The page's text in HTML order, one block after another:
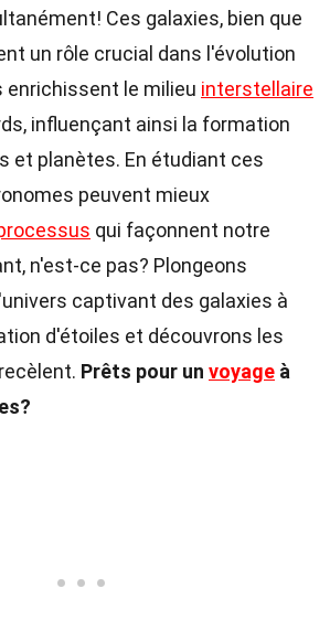
Ces galaxies, bien que
un rôle crucial dans l'évolution
enrichissent le milieu interstellaire
influençant ainsi la formation
et planètes. En étudiant ces
peuvent mieux
qui façonnent notre
n'est-ce pas? Plongeons
captivant des galaxies à
d'étoiles et découvrons les
Prêts pour un voyage à